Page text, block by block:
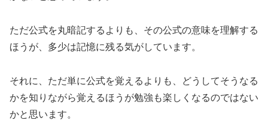
ただ公式を丸暗記するよりも、その公式の意味を理解する
ほうが、多少は記憶に残る気がしています。
それに、ただ単に公式を覚えるよりも、どうしてそうなる
かを知りながら覚えるほうが勉強も楽しくなるのではない
かと思います。